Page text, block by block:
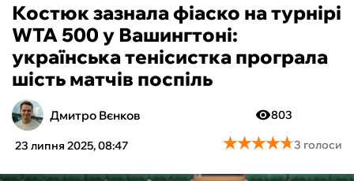
БОКС
ХОКЕЙ
ТЕНІС
КІБЕРСПОРТ
Костюк зазнала фіаско на турнірі
WTA 500 у Вашингтоні:
українська тенісистка програла
шість матчів поспіль
Дмитро Вєнков
23 липня 2025, 08:47
803
★★★★★
★★★★★3 голоси